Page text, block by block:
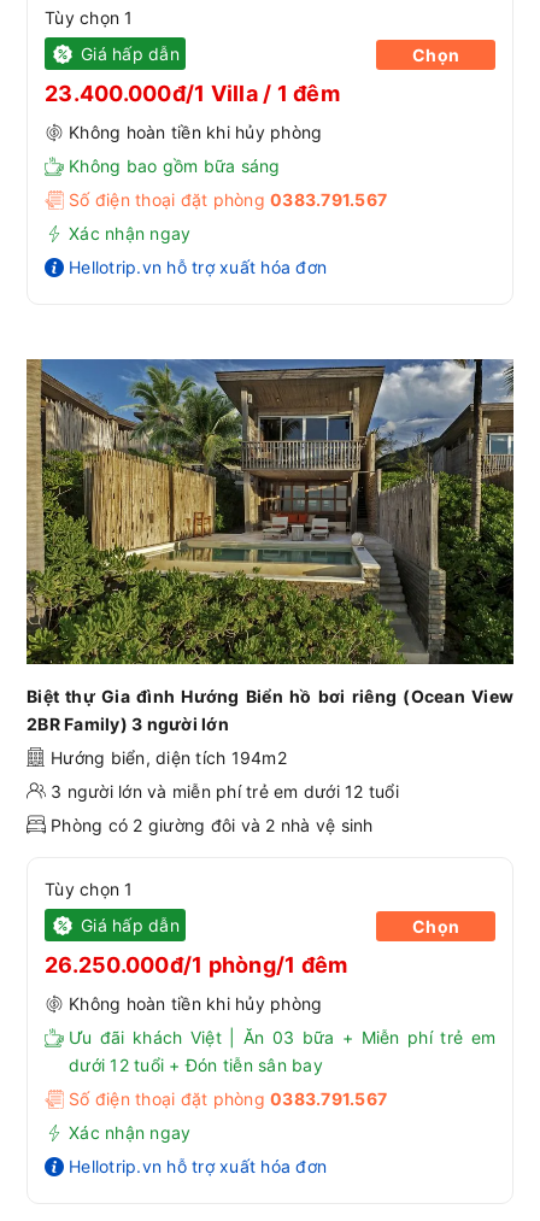
Tùy chọn 1
Giá hấp dẫn
23.400.000đ/1 Villa / 1 đêm
Không hoàn tiền khi hủy phòng
Không bao gồm bữa sáng
Số điện thoại đặt phòng 0383.791.567
Xác nhận ngay
Hellotrip.vn hỗ trợ xuất hóa đơn
Chọn
Biệt thự Gia đình Hướng Biển hồ bơi riêng (Ocean View
2BR Family) 3 người lớn
Hướng biển, diện tích 194m2
3 người lớn và miễn phí trẻ em dưới 12 tuổi
Phòng có 2 giường đôi và 2 nhà vệ sinh
Tùy chọn 1
Giá hấp dẫn
26.250.000đ/1 phòng/1 đêm
Không hoàn tiền khi hủy phòng
Ưu đãi khách Việt | Ăn 03 bữa + Miễn phí trẻ em
dưới 12 tuổi + Đón tiễn sân bay
Số điện thoại đặt phòng 0383.791.567
Xác nhận ngay
Hellotrip.vn hỗ trợ xuất hóa đơn
Chọn